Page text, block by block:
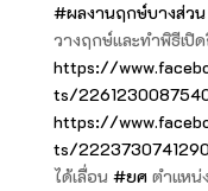
#ผลงานฤกษ์บางส่วน
วางฤกษ์และทำพิธีเ
https://
ts/
https://
ts/
ได้เลื่อน #ยศตำแหน่